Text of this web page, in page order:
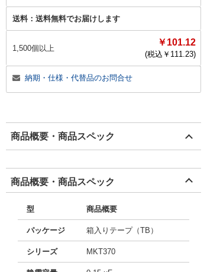
送料： 送料無料でお届けします
1,500個以上
￥101.12
(税込￥ 111.23)
納期・仕様・代替品のお問合せ
商品概要・商品スペック
商品概要・商品スペック
型 商品概要
パッケージ 箱入りテープ（TB）
シリーズ MKT370